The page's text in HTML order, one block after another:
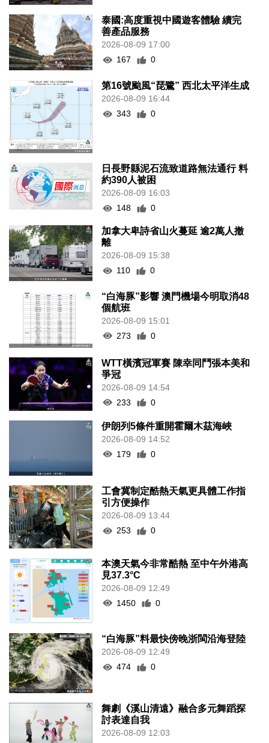
泰國:高度重視中國遊客體驗 續完
善產品服務
2026-08-09 17:00
167
0
第16號颱風“琵鷺” 西北太平洋生成
2026-08-09 16:44
343
0
日長野縣泥石流致道路無法通行 料
約390人被困
2026-08-09 16:03
148
0
加拿大卑詩省山火蔓延 逾2萬人撤
離
2026-08-09 15:38
110
0
“白海豚”影響 澳門機場今明取消48
個航班
2026-08-09 15:01
273
0
WTT橫濱冠軍賽 陳幸同鬥張本美和
爭冠
2026-08-09 14:54
233
0
伊朗列5條件重開霍爾木茲海峽
2026-08-09 14:52
179
0
工會冀制定酷熱天氣更具體工作指
引方便操作
2026-08-09 13:44
253
0
本澳天氣今非常酷熱 至中午外港高
見37.3°C
2026-08-09 12:49
1450
0
“白海豚”料最快傍晚浙閩沿海登陸
2026-08-09 12:49
474
0
舞劇《溪山清遠》融合多元舞蹈探
討表達自我
2026-08-09 12:03